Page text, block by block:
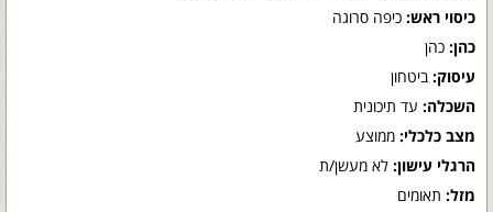
כיסוי ראש: כיפה סרוגה
כהן: כהן
עיסוק: ביטחון
השכלה: עד תיכונית
מצב כלכלי: ממוצע
הרגלי עישון: לא מעשן/ת
מזל: תאומים